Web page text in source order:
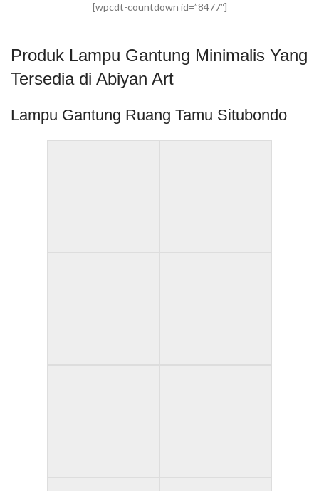
[wpcdt-countdown id=”8477″]
Produk Lampu Gantung Minimalis Yang
Tersedia di Abiyan Art
Lampu Gantung Ruang Tamu Situbondo